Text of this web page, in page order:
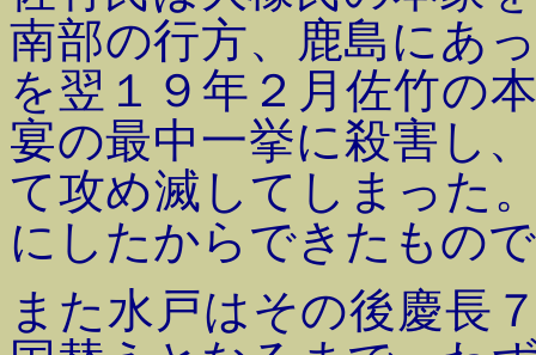
南部の行方、鹿島にあ
を翌１９年２月佐竹の
宴の最中一挙に殺害し
て攻め滅してしまった
にしたからできたもの
また水戸はその後慶長